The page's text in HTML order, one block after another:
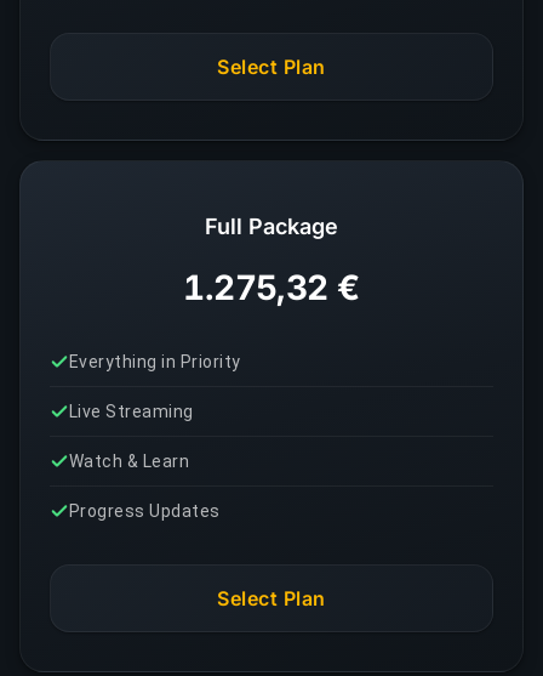
Select Plan
Full Package
1.275,32 €
Everything in Priority
Live Streaming
Watch & Learn
Progress Updates
Select Plan